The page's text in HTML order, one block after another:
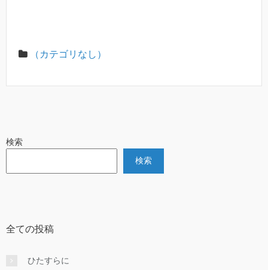
（カテゴリなし）
検索
検索
全ての投稿
ひたすらに